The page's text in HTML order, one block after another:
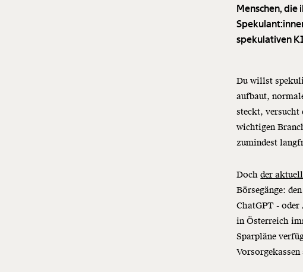
Menschen, die
spekulativen
Du willst
aufbaut,
steckt, versucht
wichtigen
zumindest
Dochder
Börsegänge:
ChatGPT -
in Österreich
Sparpläne